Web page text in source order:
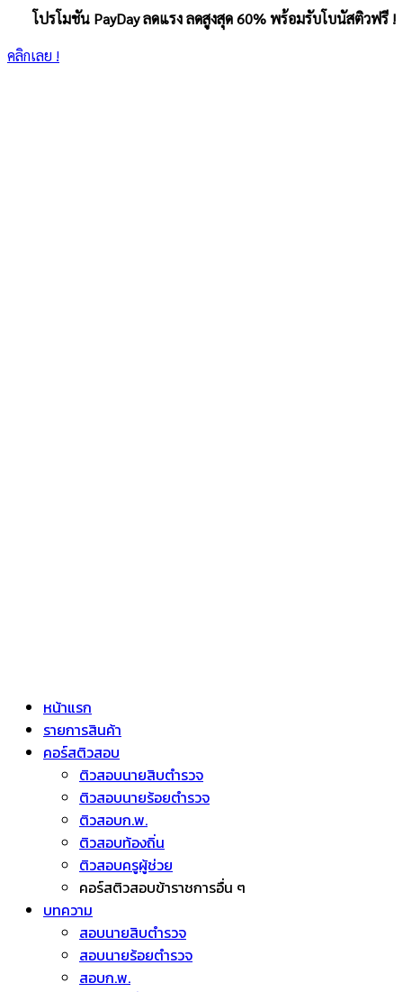
โปรโมชัน PayDay ลดแรง ลดสูงสุด 60% พร้อมรับโบนัสติวฟรี !
คลิกเลย !
หน้าแรก
รายการสินค้า
คอร์สติวสอบ
ติวสอบนายสิบตำรวจ
ติวสอบนายร้อยตำรวจ
ติวสอบก.พ.
ติวสอบท้องถิ่น
ติวสอบครูผู้ช่วย
คอร์สติวสอบข้าราชการอื่น ๆ
บทความ
สอบนายสิบตำรวจ
สอบนายร้อยตำรวจ
สอบก.พ.